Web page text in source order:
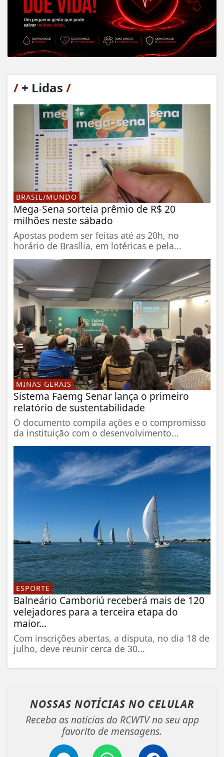
/ + Lidas /
BRASIL/MUNDO
Mega-Sena sorteia prêmio de R$ 20
milhões neste sábado
Apostas podem ser feitas até as 20h, no
horário de Brasília, em lotéricas e pela...
MINAS GERAIS
Sistema Faemg Senar lança o primeiro
relatório de sustentabilidade
O documento compila ações e o compromisso
da instituição com o desenvolvimento...
ESPORTE
Balneário Camboriú receberá mais de 120
velejadores para a terceira etapa do
maior...
Com inscrições abertas, a disputa, no dia 18 de
julho, deve reunir cerca de 30...
NOSSAS NOTÍCIAS NO CELULAR
Receba as notícias do RCWTV no seu app
favorito de mensagens.